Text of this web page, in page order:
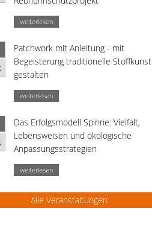
weiterlesen
Patchwork mit Anleitung - mit
Begeisterung traditionelle Stoffkunst
gestalten
weiterlesen
Das Erfolgsmodell Spinne: Vielfalt,
Lebensweisen und ökologische
Anpassungsstrategien
weiterlesen
Alle Veranstaltungen